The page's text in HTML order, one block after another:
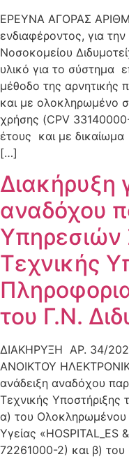
ΕΡΕΥΝΑ ΑΓΟΡΑΣ
ενδιαφέροντος, για
Νοσοκομείου
υλικό για το σύστημα
μέθοδο της αρνητικής
και με ολοκληρωμένο
χρήσης (CPV
έτους και με
[…]
Διακήρυξη
αναδόχου
Υπηρεσιών
Τεχνικής
του Γ.Ν.
ΔΙΑΚΗΡΥΞΗ ΑΡ. 34/
ΑΝΟΙΚΤΟΥ
ανάδειξη αναδόχου
Τεχνικής
α) του Ολοκληρωμένου
Υγείας «HOSPITAL_ES
72261000-2) και β)